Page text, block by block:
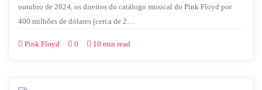
outubro de 2024, os direitos do catálogo musical do Pink Floyd por
400 milhões de dólares (cerca de 2…
Pink Floyd 0 10 min read